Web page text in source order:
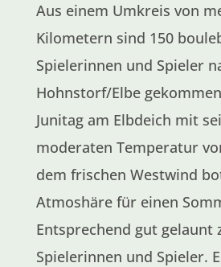
Aus einem Umkreis von
Kilometern sind 150
Spielerinnen und Spieler
Hohnstorf/Elbe
Junitag am Elbdeich mit
moderaten Temperatur
dem frischen Westwind
Atmoshäre für einen
Entsprechend gut gelaunt
Spielerinnen und Spieler.